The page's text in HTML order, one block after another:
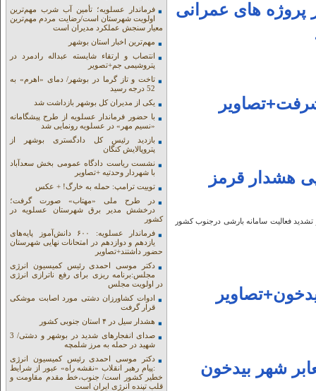
پروژه های عمرانی
هشدار قرمز
فعالیت سامانه بارشی درجنوب کشور
از معابر شهر بيدخون
فرماندار عسلویه؛ تأمین آب شرب مهم‌ترین
اولویت شهرستان است/رضایت مردم مهم‌ترین
معیار سنجش عملکرد مدیران است
مهم‌ترین اخبار استان بوشهر
انتصاب و ارتقاء شایسته عبداله رادمرد در
پتروشیمی جم+تصویر
تاخت و تاز گرما در بوشهر/ دمای «اهرم» به
52 درجه رسید
یکی از مدیران کل بوشهر بازداشت شد
با حضور فرماندار عسلویه از طرح پیشگامانه
«نسیم مهر» در عسلویه رونمایی شد
بازدید رئیس کل دادگستری بوشهر از
پتروپالایش کنگان
نشست ریاست دادگاه عمومی بخش سعدآباد
با شهردار وحدتیه +تصاویر
توییت ترامپ: حمله به خارگ! + عکس
در طرح ملی «مهتاب» صورت گرفت؛
درخشش مدیر برق شهرستان عسلویه در
کشور
فرماندار عسلویه: ۶۰۰ دانش‌آموز پایه‌های
یازدهم و دوازدهم در امتحانات نهایی شهرستان
حضور داشتند+تصاویر
دکتر موسی احمدی رئیس کمیسیون انرژی
مجلس:برنامه ریزی برای رفع ناترازی انرژی
در اولویت مجلس
ادوات کشاورزان دشتی مورد اصابت موشکی
قرار گرفت
هشدار سیل در ۴ استان جنوبی کشور
صدای انفجارهای شدید در بوشهر و دشتی/ 3
شهید در حمله به مرز شلمچه
دکتر موسی احمدی رئیس کمیسیون انرژی
:پیام رهبر انقلاب «نقشه راه» عبور از شرایط
خطیر کشور است/ جنوب،خط مقدم مقاومت و
قلب تپنده انرژی ایران است